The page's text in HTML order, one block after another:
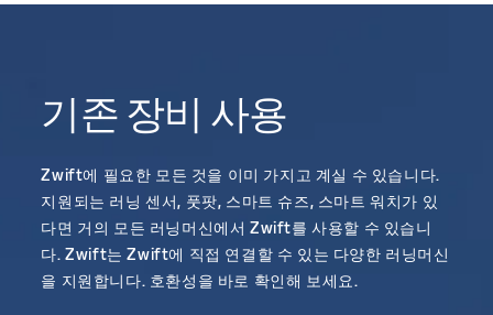
기존 장비 사용
Zwift에 필요한 모든 것을 이미 가지고 계실 수 있습니다.
지원되는 러닝 센서, 풋팟, 스마트 슈즈, 스마트 워치가 있
다면 거의 모든 러닝머신에서 Zwift를 사용할 수 있습니
다. Zwift는 Zwift에 직접 연결할 수 있는 다양한 러닝머신
을 지원합니다. 호환성을 바로 확인해 보세요.